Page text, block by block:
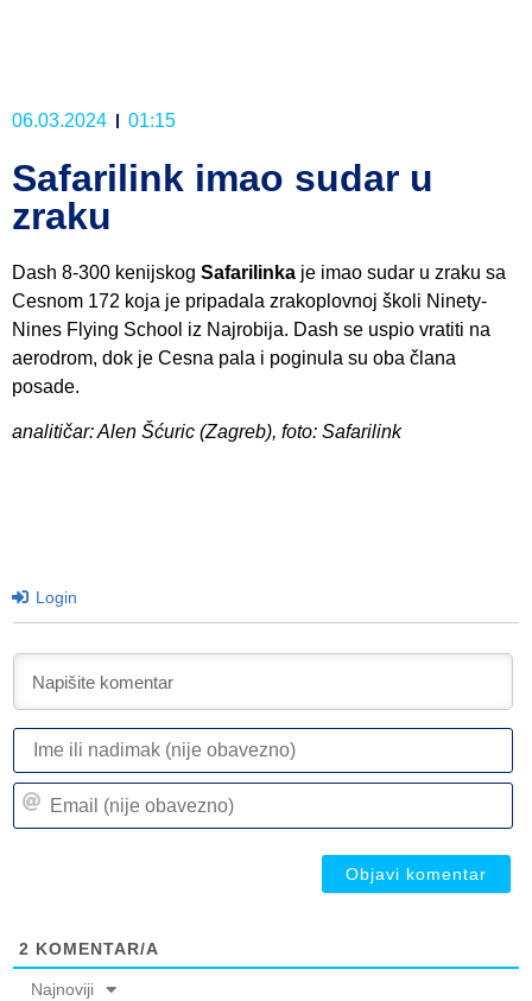
06.03.2024 01:15
Safarilink imao sudar u
zraku
Dash 8-300 kenijskog Safarilinka je imao sudar u zraku sa
Cesnom 172 koja je pripadala zrakoplovnoj školi Ninety-
Nines Flying School iz Najrobija. Dash se uspio vratiti na
aerodrom, dok je Cesna pala i poginula su oba člana
posade.
analitičar: Alen Šćuric (Zagreb), foto: Safarilink
Login
2 KOMENTAR/A
Najnoviji